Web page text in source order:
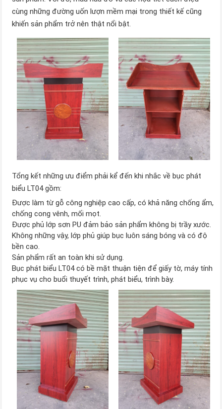
cùng những đường uốn lượn mềm mại trong thiết kế cũng
khiến sản phẩm trở nên thật nổi bật.
Tổng kết những ưu điểm phải kể đến khi nhắc về bục phát
biểu LT04 gồm:
Được làm từ gỗ công nghiệp cao cấp, có khả năng chống ẩm,
chống cong vênh, mối mọt.
Được phủ lớp sơn PU đảm bảo sản phẩm không bị trầy xước.
Không những vậy, lớp phủ giúp bục luôn sáng bóng và có độ
bền cao.
Sản phẩm rất an toàn khi sử dụng.
Bục phát biểu LT04 có bề mặt thuận tiện để giấy tờ, máy tính
phục vụ cho buổi thuyết trình, phát biểu, trình bày.